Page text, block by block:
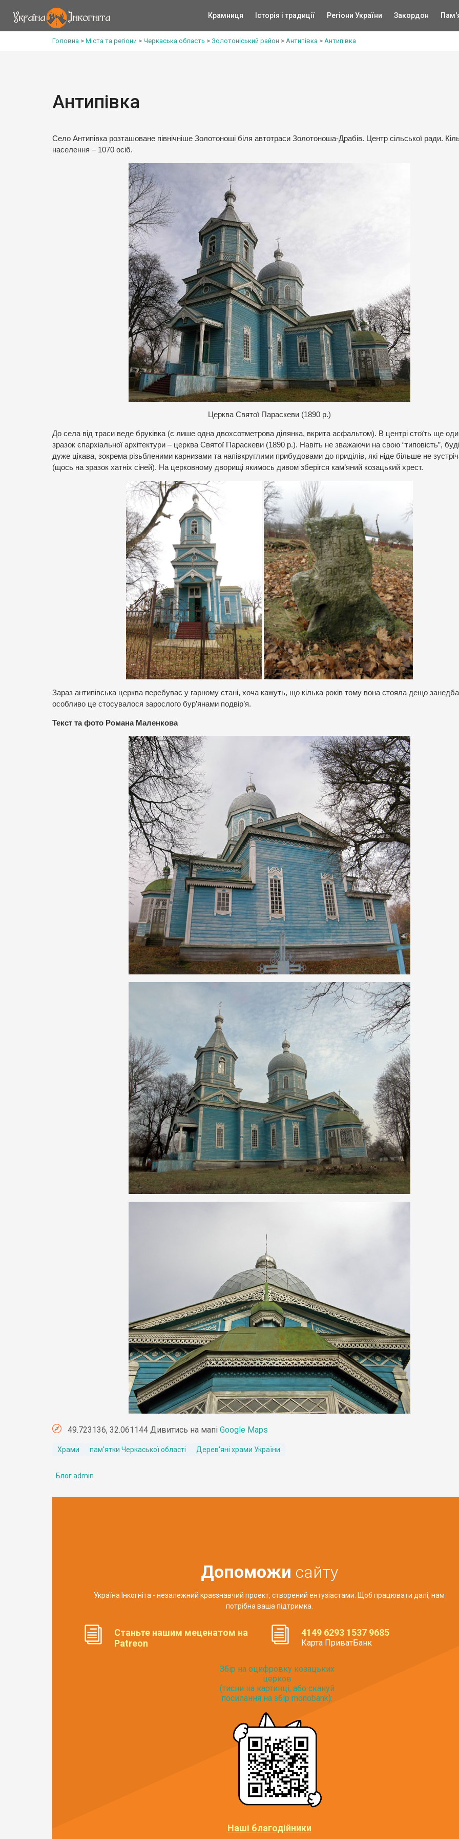
Крамниця Історія і традиції Регіони України Закордон
Головна > Міста та регіони > Черкаська область > Золотоніський район > Антипівка > Антипівка
Антипівка
Село Антипівка розташоване північніше Золотоноші біля автотраси Золотоноша-Драбів. Центр сільської ради.
населення – 1070 осіб.
Церква Святої Параскеви (1890 р.)
До села від траси веде бруківка (є лише одна двохсотметрова ділянка, вкрита асфальтом). В центрі стоїть ще
зразок єпархіальної архітектури – церква Святої Параскеви (1890 р.). Навіть не зважаючи на свою “типовість”,
дуже цікава, зокрема різьбленими карнизами та напівкруглими прибудовами до приділів, які ніде більше не
(щось на зразок хатніх сіней). На церковному дворищі якимось дивом зберігся кам’яний козацький хрест.
Зараз антипівська церква перебуває у гарному стані, хоча кажуть, що кілька років тому вона стояла дещо
особливо це стосувалося зарослого бур’янами подвір’я.
Текст та фото Романа Маленкова
49.723136, 32.061144 Дивитись на мапі Google Maps
Храми пам'ятки Черкаської області Дерев'яні храми України
Блог admin
Допоможи сайту
Україна Інкогніта - незалежний краєзнавчий проект, створений ентузіастами. Щоб працювати далі, нам
потрібна ваша підтримка.
Станьте нашим меценатом на
Patreon
4149 6293 1537 9685
Карта ПриватБанк
Збір на оцифровку козацьких
церков
(тисни на картинці, або скануй
посилання на збір monobank):
Наші благодійники